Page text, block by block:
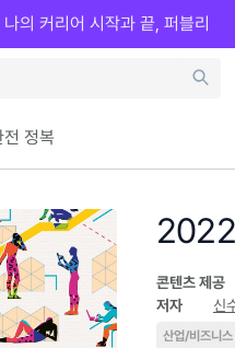
전 정복
나의 커리어 시작과 끝, 퍼블리
2022
콘텐츠 제공
저자
신
산업/비즈니